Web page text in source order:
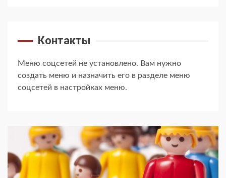
Контакты
Меню соцсетей не установлено. Вам нужно
создать меню и назначить его в разделе меню
соцсетей в настройках меню.